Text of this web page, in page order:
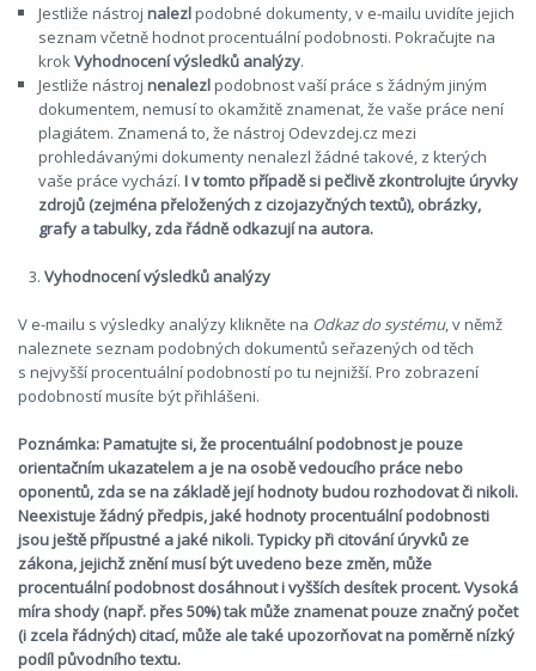
Jestliže nástroj nalezlpodobné dokumenty, v e-mailu uvidíte jejich
seznam včetně hodnot procentuální podobnosti. Pokračujte na
krokVyhodnocení výsledků analýzy.
Jestliže nástroj nenalezlpodobnost vaší práce s žádným jiným
dokumentem, nemusí to okamžitě znamenat, že vaše práce není
plagiátem. Znamená to, že nástroj Odevzdej.cz mezi
prohledávanými dokumenty nenalezl žádné takové, z kterých
vaše práce vychází. I v tomto případě si pečlivě zkontrolujte úryvky
zdrojů (zejména přeložených z cizojazyčných textů), obrázky,
grafy a tabulky, zda řádně odkazují na autora.
Vyhodnocení výsledků analýzy
V e-mailu s výsledky analýzy klikněte na Odkaz do systému, v němž
naleznete seznam podobných dokumentů seřazených od těch
s nejvyšší procentuální podobností po tu nejnižší. Pro zobrazení
podobností musíte být přihlášeni.
Poznámka: Pamatujte si, že procentuální podobnost je pouze
orientačním ukazatelem a je na osobě vedoucího práce nebo
oponentů, zda se na základě její hodnoty budou rozhodovat či nikoli.
Neexistuje žádný předpis, jaké hodnoty procentuální podobnosti
jsou ještě přípustné a jaké nikoli. Typicky při citování úryvků ze
zákona, jejichž znění musí být uvedeno beze změn, může
procentuální podobnost dosáhnout i vyšších desítek procent. Vysoká
míra shody (např. přes 50%) tak může znamenat pouze značný počet
(i zcela řádných) citací, může ale také upozorňovat na poměrně nízký
podíl původního textu.